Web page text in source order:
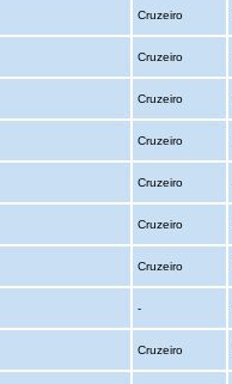
Cruzeiro
Cruzeiro
Cruzeiro
Cruzeiro
Cruzeiro
Cruzeiro
Cruzeiro
-
Cruzeiro